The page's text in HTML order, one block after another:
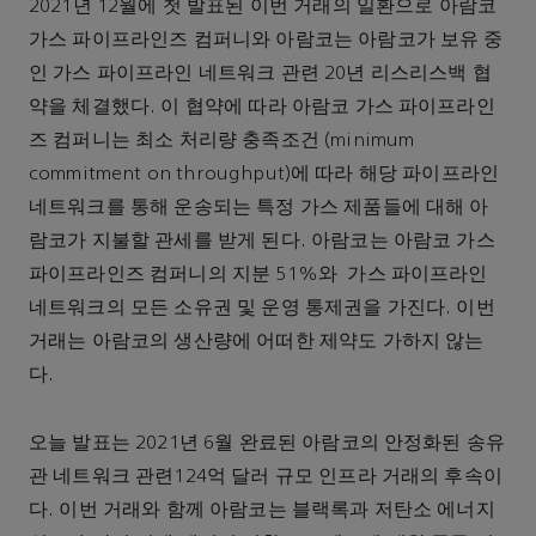
2021년 12월에 첫 발표된 이번 거래의 일환으로 아람코
가스 파이프라인즈 컴퍼니와 아람코는 아람코가 보유 중
인 가스 파이프라인 네트워크 관련 20년 리스리스백 협
약을 체결했다. 이 협약에 따라 아람코 가스 파이프라인
즈 컴퍼니는 최소 처리량 충족조건 (minimum
commitment on throughput)에 따라 해당 파이프라인
네트워크를 통해 운송되는 특정 가스 제품들에 대해 아
람코가 지불할 관세를 받게 된다. 아람코는 아람코 가스
파이프라인즈 컴퍼니의 지분 51%와 가스 파이프라인
네트워크의 모든 소유권 및 운영 통제권을 가진다. 이번
거래는 아람코의 생산량에 어떠한 제약도 가하지 않는
다.
오늘 발표는 2021년 6월 완료된 아람코의 안정화된 송유
관 네트워크 관련124억 달러 규모 인프라 거래의 후속이
다. 이번 거래와 함께 아람코는 블랙록과 저탄소 에너지